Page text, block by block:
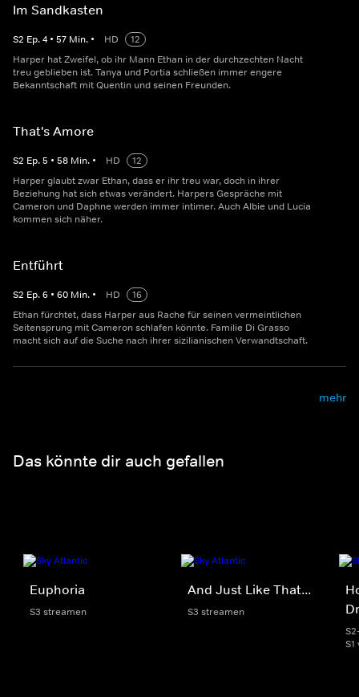
Im Sandkasten
S2 Ep.4 • 57 Min. • HD
12
Harper hat Zweifel, ob ihr Mann Ethan in der durchzechten Nacht
treu geblieben ist. Tanya und Portia schließen immer engere
Bekanntschaft mit Quentin und seinen Freunden.
That's Amore
S2 Ep.5 • 58 Min. • HD
12
Harper glaubt zwar Ethan, dass er ihr treu war, doch in ihrer
Beziehung hat sich etwas verändert. Harpers Gespräche mit
Cameron und Daphne werden immer intimer. Auch Albie und Lucia
kommen sich näher.
Entführt
S2 Ep.6 • 60 Min. • HD
16
Ethan fürchtet, dass Harper aus Rache für seinen vermeintlichen
Seitensprung mit Cameron schlafen könnte. Familie Di Grasso
macht sich auf die Suche nach ihrer sizilianischen Verwandtschaft.
mehr
Das könnte dir auch gefallen
Euphoria
S3 streamen
And Just Like That...
S3 streamen